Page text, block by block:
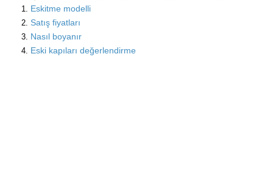
Eskitme modelli
Satış fiyatları
Nasıl boyanır
Eski kapıları değerlendirme